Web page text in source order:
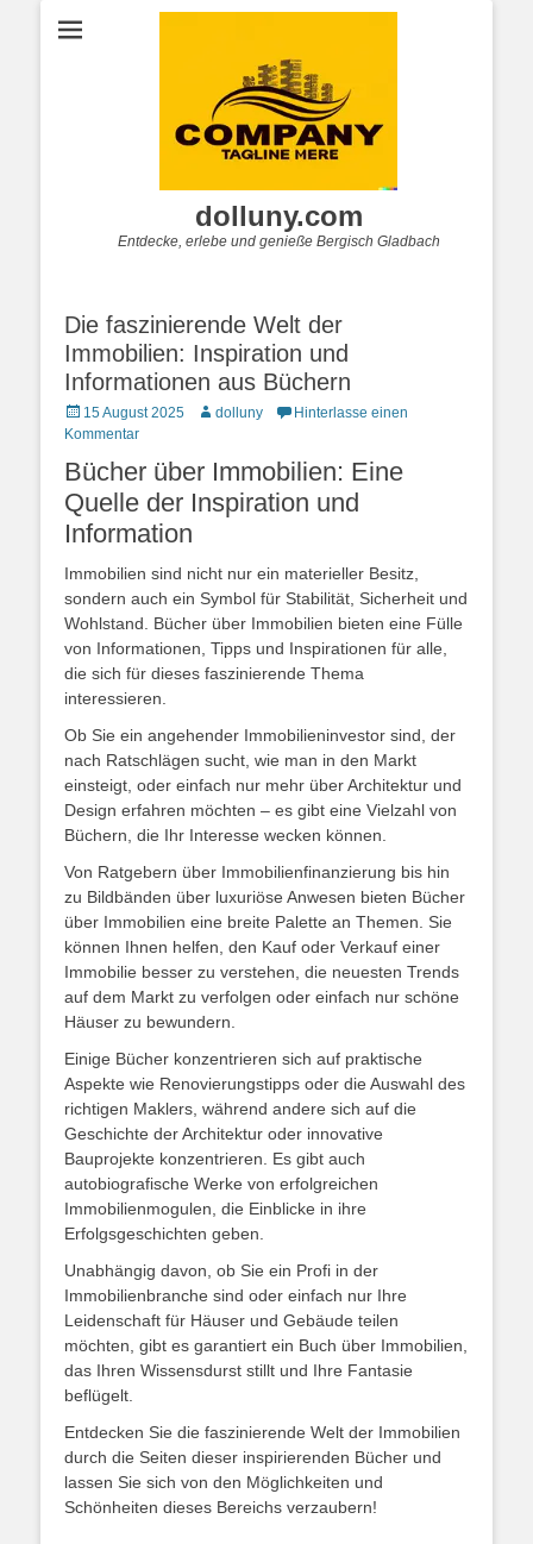
dolluny.com
Entdecke, erlebe und genieße Bergisch Gladbach
Die faszinierende Welt der
Immobilien: Inspiration und
Informationen aus Büchern
Posted
on
15 August 2025 Autordolluny
Hinterlasse einen
Kommentar
Bücher über Immobilien: Eine
Quelle der Inspiration und
Information
Immobilien sind nicht nur ein materieller Besitz,
sondern auch ein Symbol für Stabilität, Sicherheit und
Wohlstand. Bücher über Immobilien bieten eine Fülle
von Informationen, Tipps und Inspirationen für alle,
die sich für dieses faszinierende Thema
interessieren.
Ob Sie ein angehender Immobilieninvestor sind, der
nach Ratschlägen sucht, wie man in den Markt
einsteigt, oder einfach nur mehr über Architektur und
Design erfahren möchten – es gibt eine Vielzahl von
Büchern, die Ihr Interesse wecken können.
Von Ratgebern über Immobilienfinanzierung bis hin
zu Bildbänden über luxuriöse Anwesen bieten Bücher
über Immobilien eine breite Palette an Themen. Sie
können Ihnen helfen, den Kauf oder Verkauf einer
Immobilie besser zu verstehen, die neuesten Trends
auf dem Markt zu verfolgen oder einfach nur schöne
Häuser zu bewundern.
Einige Bücher konzentrieren sich auf praktische
Aspekte wie Renovierungstipps oder die Auswahl des
richtigen Maklers, während andere sich auf die
Geschichte der Architektur oder innovative
Bauprojekte konzentrieren. Es gibt auch
autobiografische Werke von erfolgreichen
Immobilienmogulen, die Einblicke in ihre
Erfolgsgeschichten geben.
Unabhängig davon, ob Sie ein Profi in der
Immobilienbranche sind oder einfach nur Ihre
Leidenschaft für Häuser und Gebäude teilen
möchten, gibt es garantiert ein Buch über Immobilien,
das Ihren Wissensdurst stillt und Ihre Fantasie
beflügelt.
Entdecken Sie die faszinierende Welt der Immobilien
durch die Seiten dieser inspirierenden Bücher und
lassen Sie sich von den Möglichkeiten und
Schönheiten dieses Bereichs verzaubern!